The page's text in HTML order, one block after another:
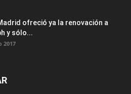
ofreció ya la renovación a
y sólo...
2017